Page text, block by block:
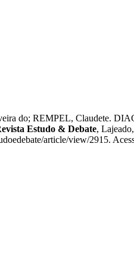
do; REMPEL, Claudete.
Estudo & Debate,
article/view/2915.